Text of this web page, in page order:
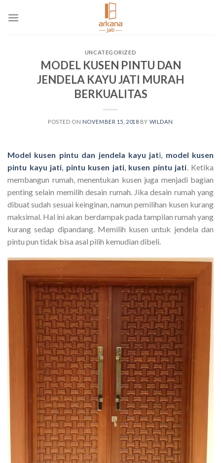
UNCATEGORIZED
MODEL KUSEN PINTU DAN
JENDELA KAYU JATI MURAH
BERKUALITAS
POSTED ON NOVEMBER 15, 2018 BY WILDAN
Model kusen pintu dan jendela kayu jati, model kusen
pintu kayu jati pintu kusen jati, kusen pintu jati . Ketika
membangun rumah, menentukan kusen juga menjadi bagian
penting selain memilih desain rumah. Jika desain rumah yang
dibuat sudah sesuai keinginan, namun pemilihan kusen kurang
maksimal. Hal ini akan berdampak pada tampilan rumah yang
kurang sedap dipandang. Memilih kusen untuk jendela dan
pintu pun tidak bisa asal pilih kemudian dibeli.